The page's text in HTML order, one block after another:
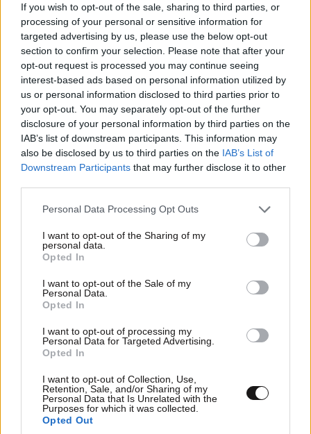
If you wish to opt-out of the sale, sharing to third parties, or
processing of your personal or sensitive information for
targeted advertising by us, please use the below opt-out
section to confirm your selection. Please note that after your
opt-out request is processed you may continue seeing
interest-based ads based on personal information utilized by
us or personal information disclosed to third parties prior to
your opt-out. You may separately opt-out of the further
disclosure of your personal information by third parties on the
IAB’s list of downstream participants. This information may
also be disclosed by us to third parties on the IAB’s List of
Downstream Participants that may further disclose it to other
Please note that this website/app uses one or more Google
not limited to your visit or usage behaviour. You may click to
grant or deny consent to Google and its third-party tags to
use your data for below specified purposes in below Google
consent section.
Personal Data Processing Opt Outs
I want to opt-out of the Sharing of my
personal data.
Opted In
I want to opt-out of the Sale of my
Personal Data.
Opted In
I want to opt-out of processing my
Personal Data for Targeted Advertising.
Opted In
I want to opt-out of Collection, Use,
Retention, Sale, and/or Sharing of my
Personal Data that Is Unrelated with the
Purposes for which it was collected.
Opted Out